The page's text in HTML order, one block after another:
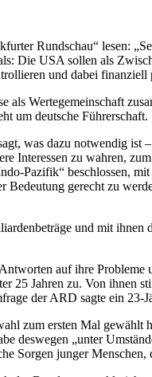
Rundschau“ lesen:
Die USA sollen als
und dabei finanziell
als Wertegemeinschaft
um deutsche Führerschaft.
was dazu notwendig ist
Inte­ressen zu wahren,
Pazifik“ beschlossen,
Bedeutung gerecht zu
und mit
auf ihre
25 Jahren zu. Von ihnen
der ARD sagte ein 23-
zum ersten Mal gewählt
deswegen „unter
Sorgen junger